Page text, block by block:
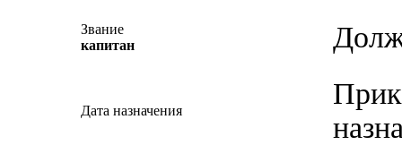
Звание
капитан
Дата назначения